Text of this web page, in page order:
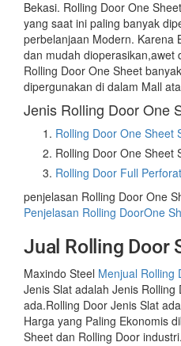
Bekasi. Rolling Door One
yang saat ini paling banyak
perbelanjaan Modern. Karena
dan mudah dioperasikan,awet
Rolling Door One Sheet
dipergunakan di dalam Mall
Jenis Rolling Door One
Rolling Door One Sheet
Rolling Door One Sheet
Rolling Door Full
penjelasan Rolling Door One
Penjelasan Rolling DoorOne
Jual Rolling Door
Maxindo Steel Menjual Rolling
Jenis Slat adalah Jenis Rolling
ada.Rolling Door Jenis Slat
Harga yang Paling Ekonomis
Sheet dan Rolling Door industri.